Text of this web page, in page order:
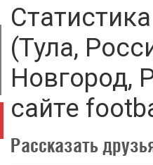
(Тула,
Новгород,
сайте
Рассказать